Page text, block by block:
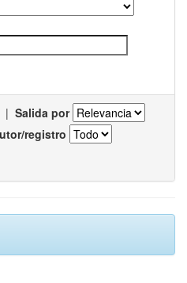
| Salida por
registro